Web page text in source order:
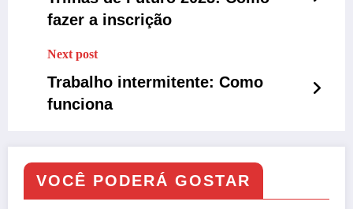
fazer a inscrição
Next post
Trabalho intermitente: Como
funciona
VOCÊ PODERÁ GOSTAR